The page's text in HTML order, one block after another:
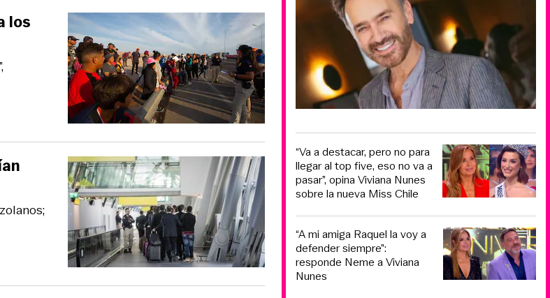
los
“Va a destacar, pero no para
llegar al top five, eso no va a
pasar”, opina Viviana Nunes
sobre la nueva Miss Chile
“A mi amiga Raquel la voy a
defender siempre”:
responde Neme a Viviana
Nunes